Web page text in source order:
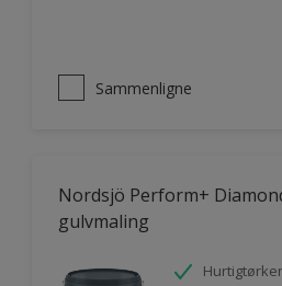
Sammenligne
Nordsjö Perform+
gulvmaling